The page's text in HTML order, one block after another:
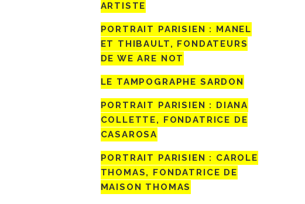
ARTISTE
PORTRAIT PARISIEN : MANEL
ET THIBAULT, FONDATEURS
DE WE ARE NOT
LE TAMPOGRAPHE SARDON
PORTRAIT PARISIEN : DIANA
COLLETTE, FONDATRICE DE
CASAROSA
PORTRAIT PARISIEN : CAROLE
THOMAS, FONDATRICE DE
MAISON THOMAS